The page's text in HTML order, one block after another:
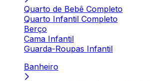
Quarto de Bebê Completo
Quarto Infantil Completo
Berço
Cama Infantil
Guarda-Roupas Infantil
Banheiro